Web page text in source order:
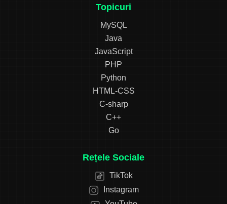
Topicuri
MySQL
Java
JavaScript
PHP
Python
HTML-CSS
C-sharp
C++
Go
Rețele Sociale
TikTok
Instagram